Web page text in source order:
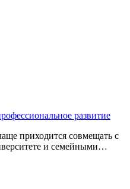
развитие
приходится совмещать с
и семейными…